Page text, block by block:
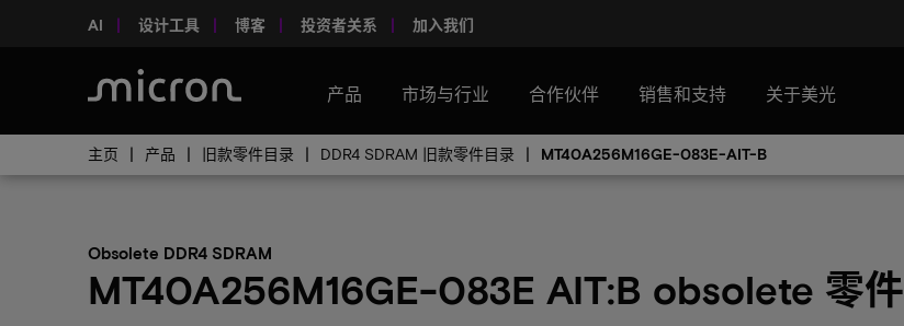
AI 设计工具 博客 投资者关系 加入我们
产品 市场与行业 合作伙伴 销售和支持 关于美光
主页 产品 旧款零件目录 DDR4 SDRAM 旧款零件目录 MT40A256M16GE-083E-AIT-B
Obsolete DDR4 SDRAM
MT40A256M16GE-083E AIT:B obsolete 零件